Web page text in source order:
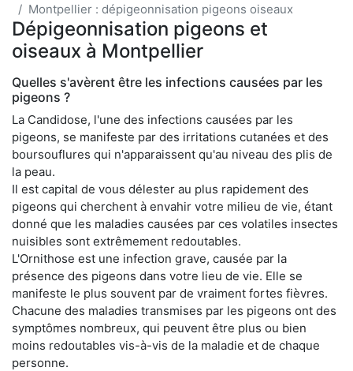
Montpellier : dépigeonnisation pigeons oiseaux
Dépigeonnisation pigeons et
oiseaux à Montpellier
Quelles s'avèrent être les infections causées par les
pigeons ?
La Candidose, l'une des infections causées par les
pigeons, se manifeste par des irritations cutanées et des
boursouflures qui n'apparaissent qu'au niveau des plis de
la peau.
Il est capital de vous délester au plus rapidement des
pigeons qui cherchent à envahir votre milieu de vie, étant
donné que les maladies causées par ces volatiles insectes
nuisibles sont extrêmement redoutables.
L'Ornithose est une infection grave, causée par la
présence des pigeons dans votre lieu de vie. Elle se
manifeste le plus souvent par de vraiment fortes fièvres.
Chacune des maladies transmises par les pigeons ont des
symptômes nombreux, qui peuvent être plus ou bien
moins redoutables vis-à-vis de la maladie et de chaque
personne.